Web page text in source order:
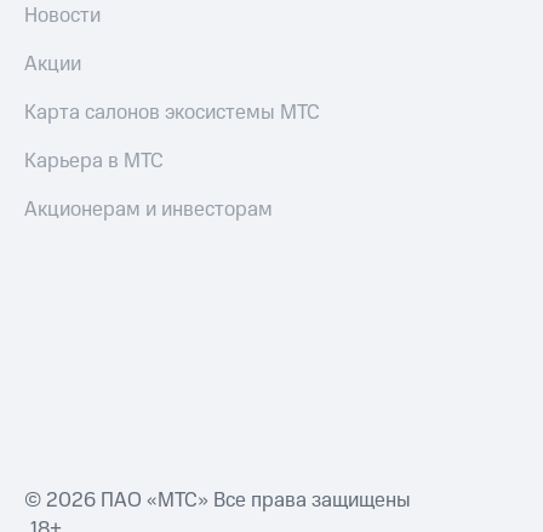
Новости
Акции
Карта салонов экосистемы МТС
Карьера в МТС
Акционерам и инвесторам
© 2026 ПАО «МТС» Все права защищены